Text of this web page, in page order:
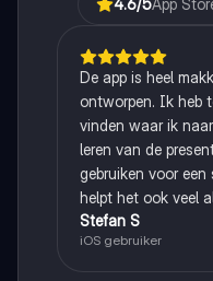
4.6/5App
De app is heel
ontworpen. Ik heb
vinden waar ik
leren van de
gebruiken voor
helpt het ook veel
Stefan S
iOS gebruiker